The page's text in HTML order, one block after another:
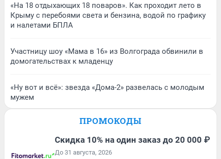
«На 18 отдыхающих 18 поваров». Как проходит лето в
Крыму с перебоями света и бензина, водой по графику
и налетами БПЛА
Участницу шоу «Мама в 16» из Волгограда обвинили в
домогательствах к младенцу
«Ну вот и всё»: звезда «Дома-2» развелась с молодым
мужем
ПРОМОКОДЫ
Скидка 10% на один заказ до 20 000 ₽
До 31 августа, 2026